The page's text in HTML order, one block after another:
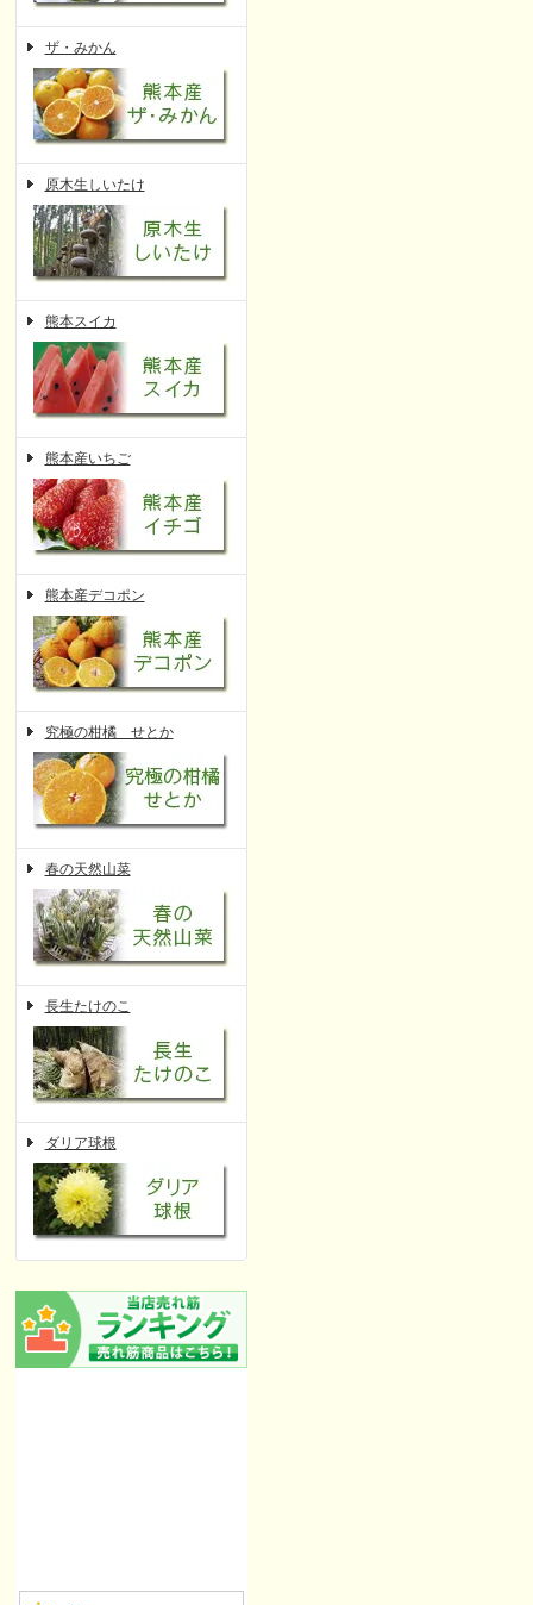
ザ・みかん
原木生しいたけ
熊本スイカ
熊本産いちご
熊本産デコポン
究極の柑橘 せとか
春の天然山菜
長生たけのこ
ダリア球根